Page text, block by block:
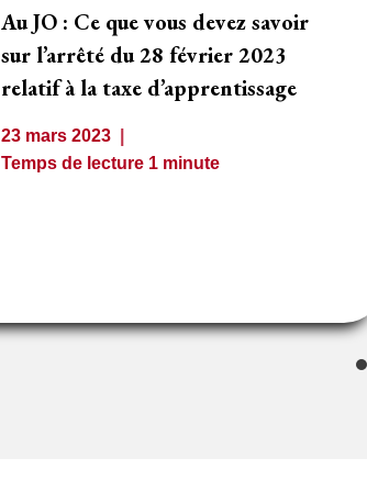
Au JO : Ce que vous devez savoir
sur l’arrêté du 28 février 2023
relatif à la taxe d’apprentissage
23 mars 2023
Temps de lecture 1 minute